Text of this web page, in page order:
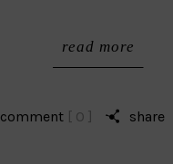
read more
comment [ 0 ] share